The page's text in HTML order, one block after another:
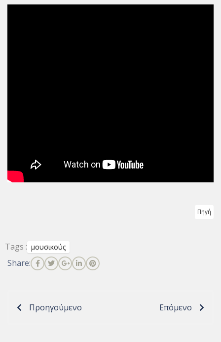
Πηγή
Tags : μουσικούς
Share:
Προηγούμενο Επόμενο